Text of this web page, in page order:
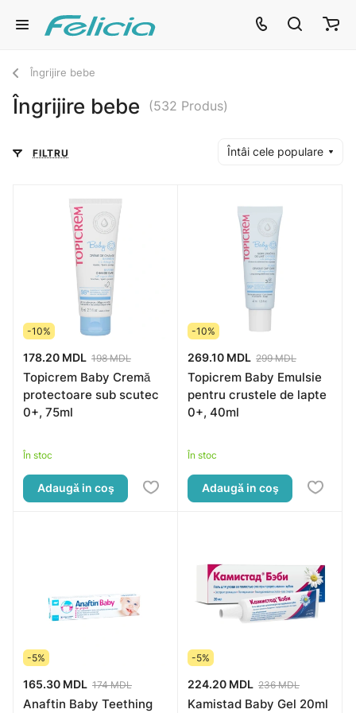
Îngrijire bebe
Îngrijire bebe (532 Produs)
FILTRU Întâi cele populare
-10%
178.20 MDL 198 MDL
Topicrem Baby Cremă
protectoare sub scutec
0+, 75ml
În stoc
Adaugă in coş
-10%
269.10 MDL 299 MDL
Topicrem Baby Emulsie
pentru crustele de lapte
0+, 40ml
În stoc
Adaugă in coş
-5%
165.30 MDL 174 MDL
Anaftin Baby Teething
-5%
224.20 MDL 236 MDL
Kamistad Baby Gel 20ml